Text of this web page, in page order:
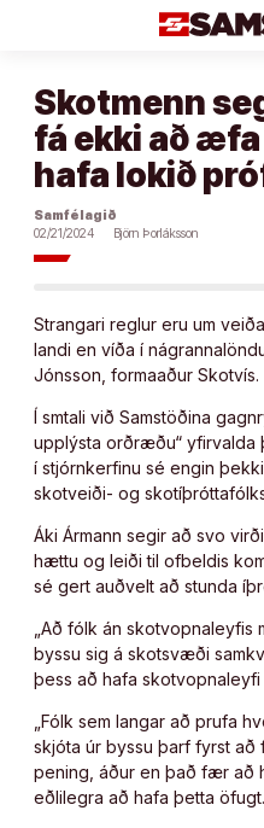
Skotmenn
fá ekki að
hafa lokið
Samfélagið
02/21/2024
Björn Þorláksson
Strangari reglur eru um
landi en víða í
Jónsson, formaaður Skotvís.
Í smtali við Samstöðina
upplýsta orðræðu“ yfirvalda
í stjórnkerfinu sé engin
skotveiði- og
Áki Ármann segir að svo
hættu og leiði til ofbeldis
sé gert auðvelt að stunda
„Að fólk án
byssu sig á skotsvæði
þess að hafa skotvopnaleyfi
„Fólk sem langar að prufa
skjóta úr byssu þarf fyrst að
pening, áður en það fær að
eðlilegra að hafa þetta